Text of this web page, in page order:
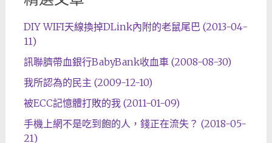
DIY WIFI天線換掉DLink內附的老鼠尾巴 (2013-04-
11)
訊聯臍帶血銀行BabyBank收血車 (2008-08-30)
我所認為的民主 (2009-12-10)
被ECC記憶體打敗的我 (2011-01-09)
手機上網不是吃到飽的人，錢正在流失？ (2018-05-
21)